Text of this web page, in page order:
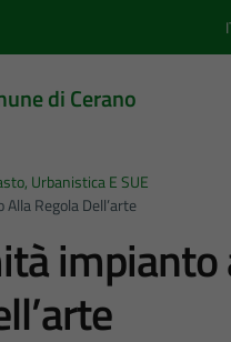
di Cerano
Urbanistica E SUE
Regola Dell’arte
impianto